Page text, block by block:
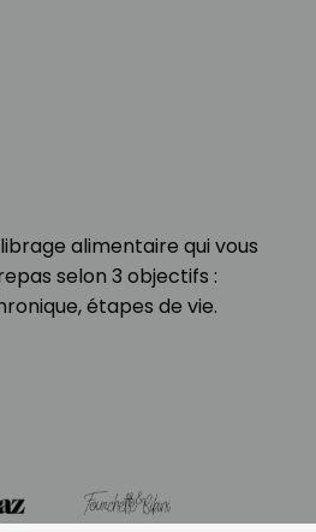
alimentaire qui vous
selon 3 objectifs :
étapes de vie.